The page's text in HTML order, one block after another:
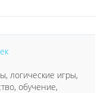
логические игры,
обучение,